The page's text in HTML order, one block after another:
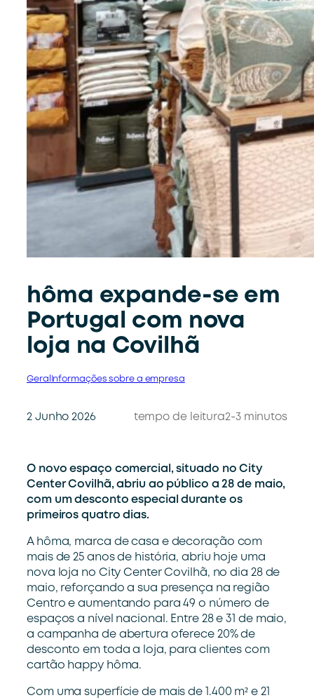
hôma expande-se em
Portugal com nova
loja na Covilhã
Geral Informações sobre a empresa
2 Junho 2026 tempo de leitura2-3 minutos
O novo espaço comercial, situado no City
Center Covilhã, abriu ao público a 28 de maio,
com um desconto especial durante os
primeiros quatro dias.
A hôma, marca de casa e decoração com
mais de 25 anos de história, abriu hoje uma
nova loja no City Center Covilhã, no dia 28 de
maio, reforçando a sua presença na região
Centro e aumentando para 49 o número de
espaços a nível nacional. Entre 28 e 31 de maio,
a campanha de abertura oferece 20% de
desconto em toda a loja, para clientes com
cartão happy hôma.
Com uma superfície de mais de 1.400 m² e 21